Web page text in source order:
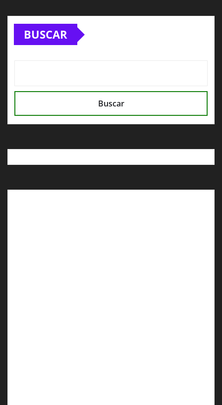
BUSCAR
Buscar